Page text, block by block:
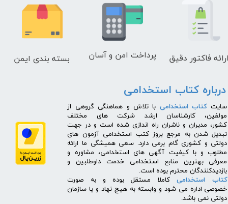
بسته بندی ایمن فاکتور دقیق پرداخت امن و آسان
درباره کتاب استخدامی
​سایت کتاب استخدامی با تلاش و هماهنگی گروهی از
مولفین، کارشناسان ارشد شرکت های مختلف
کشور، مدیران و ناشران راه اندازی شده است و در جهت
تبدیل شدن به مرجع بروز کتب استخدامی آزمون های
دولتی و کشوری گام برمی دارد. سعی همیشگی ما ارائه
مطلوب و با کیفیت آگهی های استخدامی، مشاوره و
معرفی بهترین منابع استخدامی خدمت داوطلبین و
بازدیدکنندگان محترم بوده است.
کتاب استخدامیکاملا مستقل بوده و به صورت
خصوصی اداره می شود و وابسته به هیچ نهاد و یا سازمان
دولتی نمی باشد.